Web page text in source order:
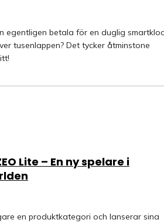
egentligen betala för en duglig
tusenlappen? Det tycker åtminstone
Lite – En ny spelare i
en produktkategori och lanserar sina